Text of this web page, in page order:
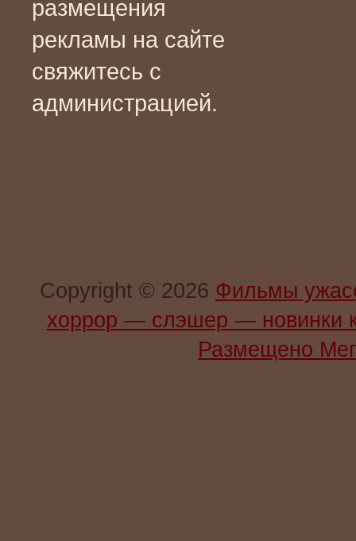
размещения
рекламы на сайте
свяжитесь с
администрацией.
Copyright © 2026 Фильмы
хоррор — слэшер —
Размещено